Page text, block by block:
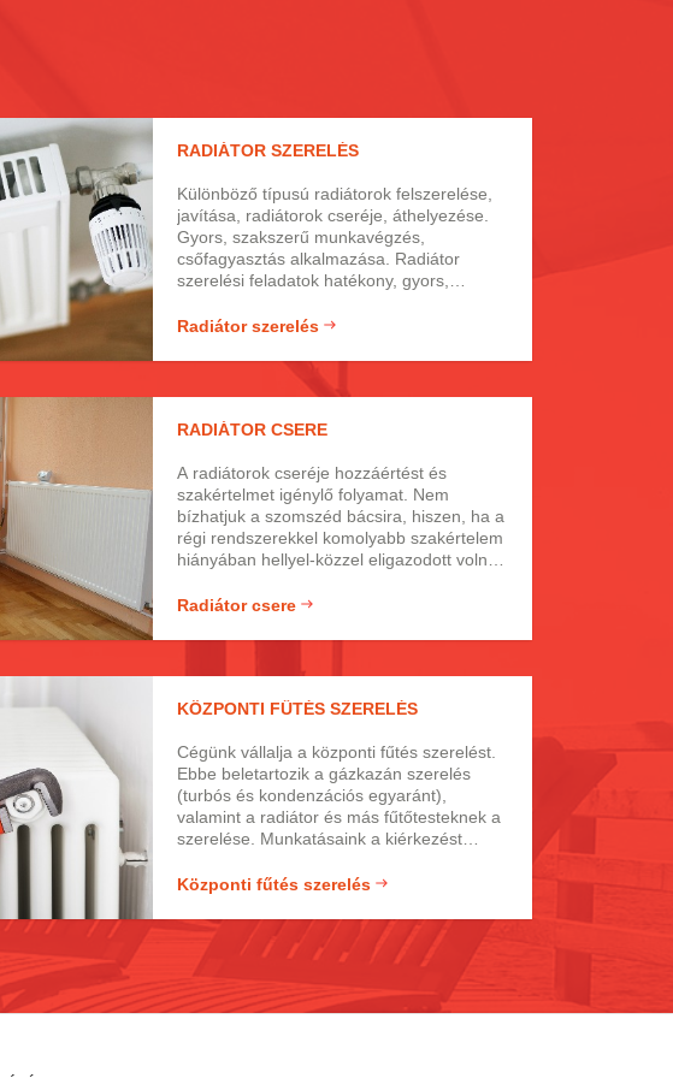
RADIÁTOR SZERELÉS
Különböző típusú radiátorok felszerelése,
javítása, radiátorok cseréje, áthelyezése.
Gyors, szakszerű munkavégzés,
csőfagyasztás alkalmazása. Radiátor
szerelési feladatok hatékony, gyors,
radiátorok, rézradiátorok, lapradiátorok,
szerelése, cseréje. Radiátorszelepek,
illesztések felülvizsgálata, tömítettség-
Fűtéskorszerűsítési tanácsadás, tervezés,
Radiátor szerelés
RADIÁTOR CSERE
A radiátorok cseréje hozzáértést és
szakértelmet igénylő folyamat. Nem
bízhatjuk a szomszéd bácsira, hiszen, ha a
régi rendszerekkel komolyabb szakértelem
hiányában hellyel-közzel eligazodott volna,
rendszerekkel csak a szakmailag képzett
elboldogulni. Szerencsére cégünk több
mint 20 éves tapasztalattal rendelkezik és
professzionális szinten értünk.
Radiátor csere
KÖZPONTI FŰTÉS SZERELÉS
Cégünk vállalja a központi fűtés szerelést.
Ebbe beletartozik a gázkazán szerelés
(turbós és kondenzációs egyaránt),
valamint a radiátor és más fűtőtesteknek a
szerelése. Munkatásaink a kiérkezést
problémát. Ha meg van a probléma pontos
helyreállításnak.
Központi fűtés szerelés